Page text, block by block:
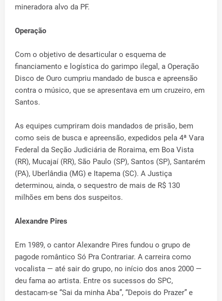
mineradora alvo da PF.
Operação
Com o objetivo de desarticular o esquema de
financiamento e logística do garimpo ilegal, a Operação
Disco de Ouro cumpriu mandado de busca e apreensão
contra o músico, que se apresentava em um cruzeiro, em
Santos.
As equipes cumpriram dois mandados de prisão, bem
como seis de busca e apreensão, expedidos pela 4ª Vara
Federal da Seção Judiciária de Roraima, em Boa Vista
(RR), Mucajaí (RR), São Paulo (SP), Santos (SP), Santarém
(PA), Uberlândia (MG) e Itapema (SC). A Justiça
determinou, ainda, o sequestro de mais de R$ 130
milhões em bens dos suspeitos.
Alexandre Pires
Em 1989, o cantor Alexandre Pires fundou o grupo de
pagode romântico Só Pra Contrariar. A carreira como
vocalista — até sair do grupo, no início dos anos 2000 —
deu fama ao artista. Entre os sucessos do SPC,
destacam-se “Sai da minha Aba”, “Depois do Prazer” e